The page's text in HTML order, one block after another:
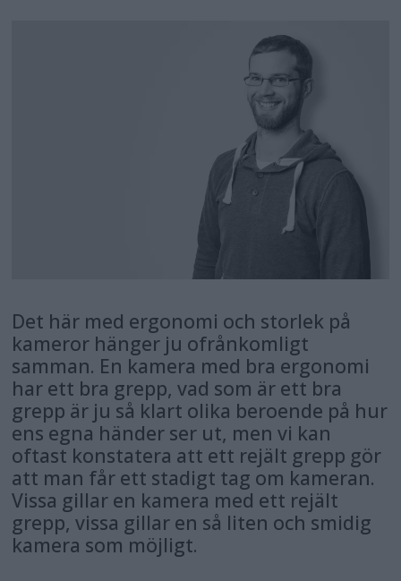
Det här med ergonomi och storlek på
kameror hänger ju ofrånkomligt
samman. En kamera med bra ergonomi
har ett bra grepp, vad som är ett bra
grepp är ju så klart olika beroende på hur
ens egna händer ser ut, men vi kan
oftast konstatera att ett rejält grepp gör
att man får ett stadigt tag om kameran.
Vissa gillar en kamera med ett rejält
grepp, vissa gillar en så liten och smidig
kamera som möjligt.